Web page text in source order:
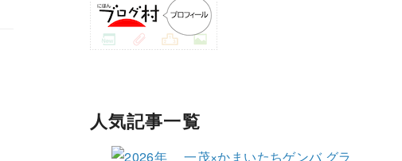
人気記事一覧
一茂×かまいたちゲンバ グラ